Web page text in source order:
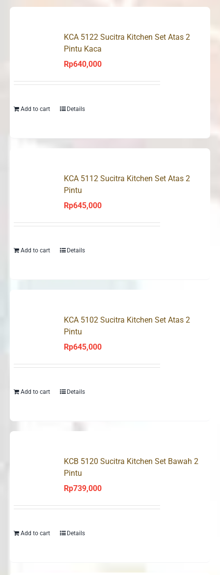
KCA 5122 Sucitra Kitchen Set Atas 2
Pintu Kaca
Rp640,000
Add to cart Details
KCA 5112 Sucitra Kitchen Set Atas 2
Pintu
Rp645,000
Add to cart Details
KCA 5102 Sucitra Kitchen Set Atas 2
Pintu
Rp645,000
Add to cart Details
KCB 5120 Sucitra Kitchen Set Bawah 2
Pintu
Rp739,000
Add to cart Details